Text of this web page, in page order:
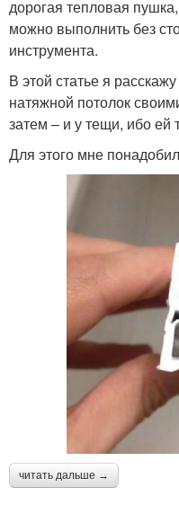
дорогая тепловая
можно выполнить без
инструмента.
В этой статье я
натяжной потолок
затем – и у тещи, ибо ей
Для этого мне
читать дальше →